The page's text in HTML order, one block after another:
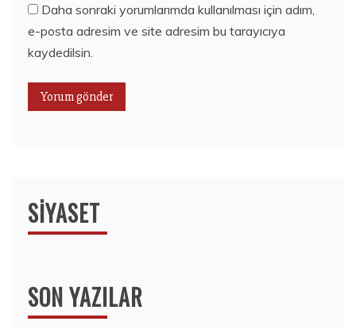
Daha sonraki yorumlarımda kullanılması için adım,
e-posta adresim ve site adresim bu tarayıcıya
kaydedilsin.
SIYASET
SON YAZILAR